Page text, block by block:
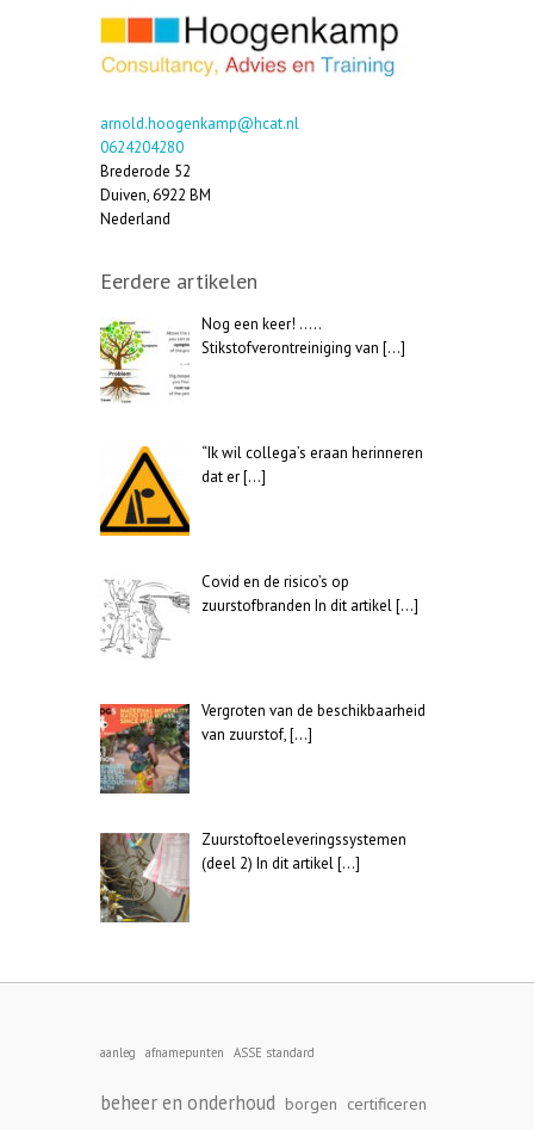
arnold.hoogenkamp@hcat.nl
0624204280
Brederode 52
Duiven,6922 BM
Nederland
Eerdere artikelen
Nog een keer! …..
Stikstofverontreiniging van […]
“Ik wil collega’s eraan herinneren
dat er[…]
Covid en de risico’s op
zuurstofbranden In dit artikel[…]
Vergroten van de beschikbaarheid
van zuurstof,[…]
Zuurstoftoeleveringssystemen
(deel 2) In dit artikel[…]
aanleg afnamepunten ASSE standard
beheer en onderhoud borgen certificeren